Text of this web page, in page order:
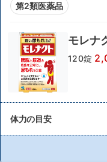
第2類医薬品
モレナ
120錠
体力の目安